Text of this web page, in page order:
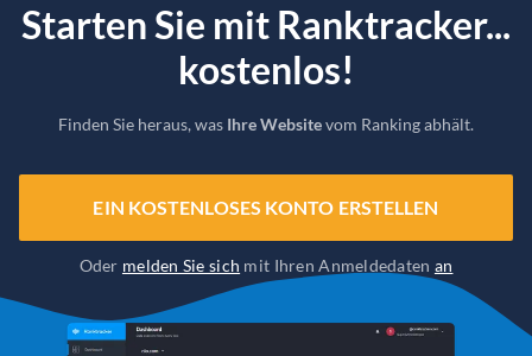
Starten Sie mit Ranktracker...
kostenlos!
Finden Sie heraus, was Ihre Websitevom Ranking abhält.
EIN KOSTENLOSES KONTO ERSTELLEN
Oder melden Sie sich mit Ihren Anmeldedaten an